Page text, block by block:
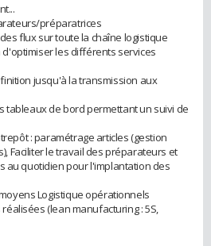
préparatrices
flux sur toute la chaîne logistique
les différents services
jusqu'à la transmission aux
tableaux de bord permettant un suivi de
: paramétrage articles (gestion
Faciliter le travail des préparateurs et
au quotidien pour l'implantation des
Logistique opérationnels
(lean manufacturing : 5S,